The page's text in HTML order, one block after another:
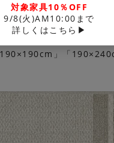
ているので一年中快適
」「
対象家具10％OFF
9/8(火)AM10:00まで
詳しくはこちら▶